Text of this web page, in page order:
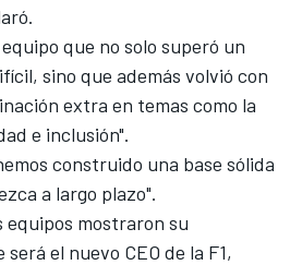
que no solo superó un
sino que además volvió con
extra en temas como la
e inclusión".
construido una base sólida
a largo plazo".
equipos mostraron su
el nuevo CEO de la F1,